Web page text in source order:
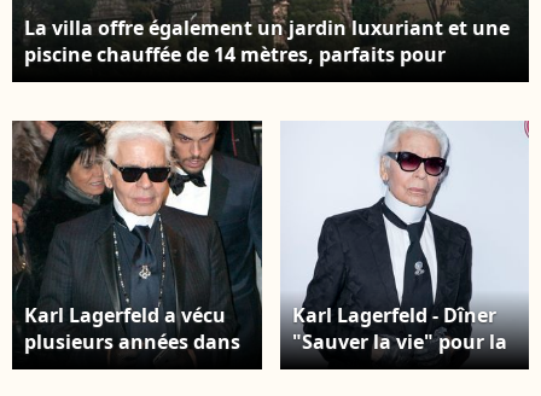
La villa offre également un jardin luxuriant et une
piscine chauffée de 14 mètres, parfaits pour
profiter du climat de la Côte d’Azur. Illustration –
Monaco. AGENCE / BESTIMAGE
Karl Lagerfeld a vécu
plusieurs années dans
cette villa, qui est
Karl Lagerfeld - Dîner
"Sauver la vie" pour la
fondation Descartes